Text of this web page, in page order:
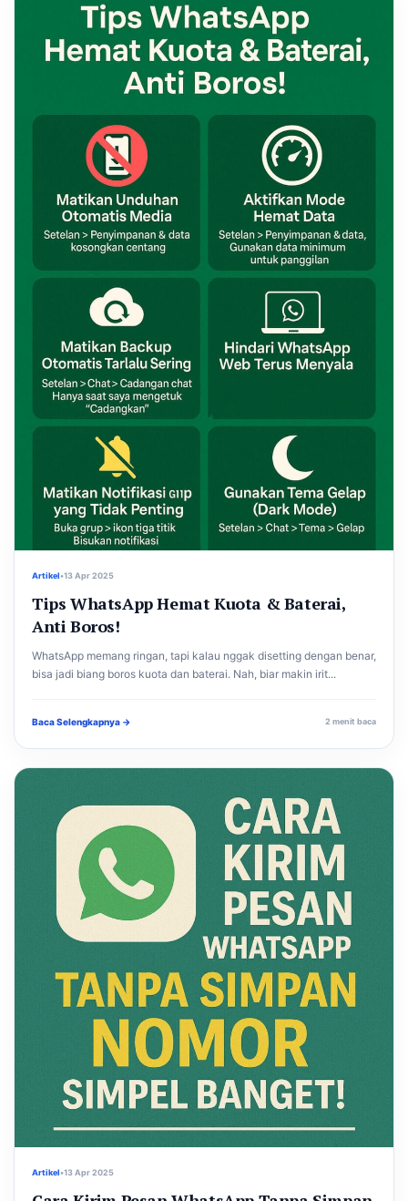
Artikel•13 Apr 2025
Tips WhatsApp Hemat Kuota & Baterai,
Anti Boros!
WhatsApp memang ringan, tapi kalau nggak disetting dengan benar,
bisa jadi biang boros kuota dan baterai. Nah, biar makin irit...
Baca Selengkapnya → 2 menit baca
Artikel•13 Apr 2025